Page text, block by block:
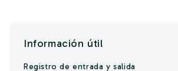
Información útil
Registro de entrada y salida